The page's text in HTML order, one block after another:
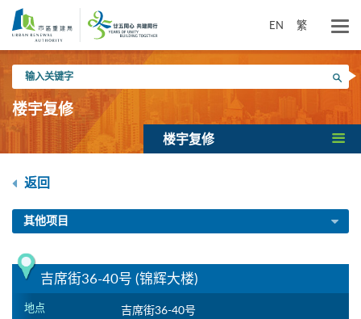
内
EN 繁
入
关
键
搜寻
楼宇复修
楼宇复修
返回
其他项目
吉席街36-40号 (锦辉大楼)
地点 吉席街36-40号